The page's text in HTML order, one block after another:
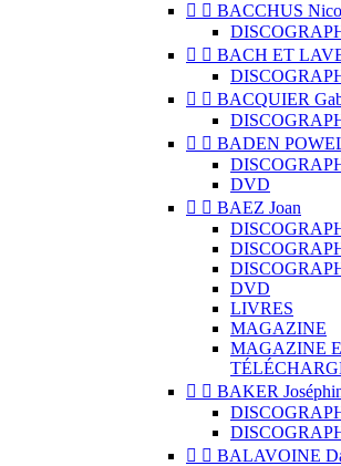
  BACCHUS
  BACH ET
  BACQUIER
  BADEN
DVD
  BAEZ Joan
DVD
LIVRES
MAGAZINE
MAGAZINE
  BAKER
  BALAVOINE